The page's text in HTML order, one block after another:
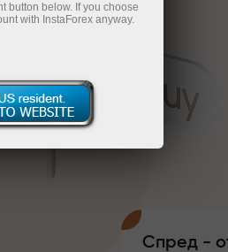
Спред -
button below. If you choose
with InstaForex anyway.